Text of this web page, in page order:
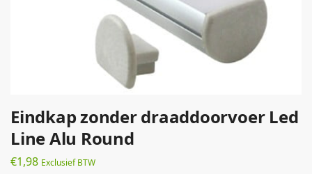
Eindkap zonder draaddoorvoer Led
Line Alu Round
€1,98 Exclusief BTW